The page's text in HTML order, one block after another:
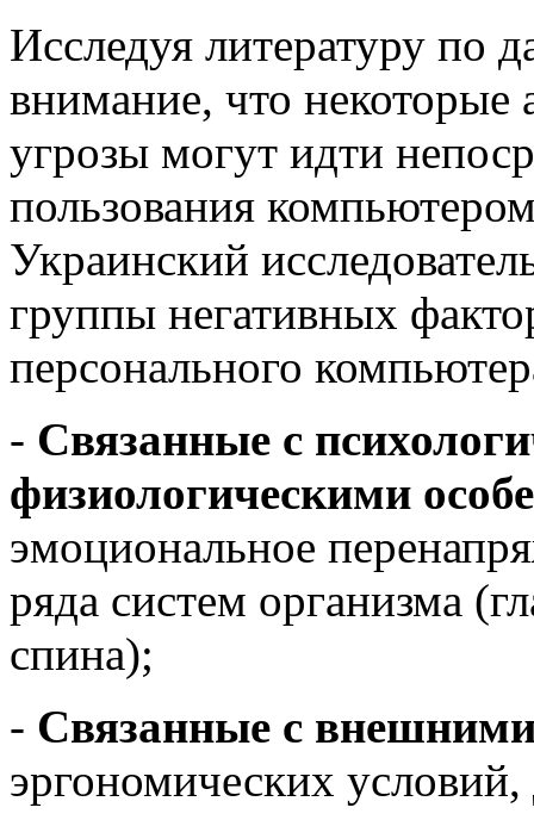
Исследуя литературу по
внимание, что некоторые
угрозы могут идти
пользования
Украинский
группы негативных
персонального
- Связанные с
физиологическими
эмоциональное
ряда систем организма
спина);
- Связанные с
эргономических